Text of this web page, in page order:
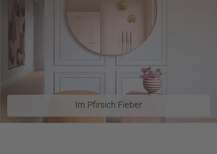
Im Pfirsich Fieber